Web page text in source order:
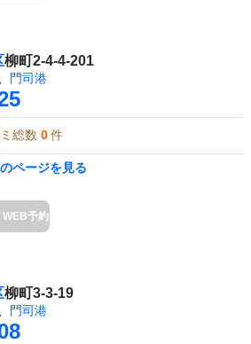
柳町2-4-4-201
門司港
総数 0 件
ページを見る
WEB予約
柳町3-3-19
門司港